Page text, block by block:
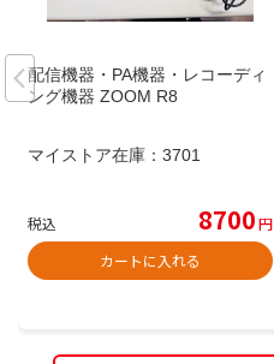
配信機器・PA機器・レコーディ
ング機器 ZOOM R8
マイストア在庫： 3701
税込 8700円
カートに入れる